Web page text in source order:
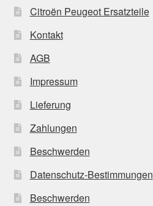
Citroën Peugeot Ersatzteile
Kontakt
AGB
Impressum
Lieferung
Zahlungen
Beschwerden
Datenschutz-Bestimmungen
Beschwerden